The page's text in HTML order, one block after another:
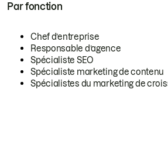
Par fonction
Chef d’entreprise
Responsable d’agence
Spécialiste SEO
Spécialiste marketing de contenu
Spécialistes du marketing de